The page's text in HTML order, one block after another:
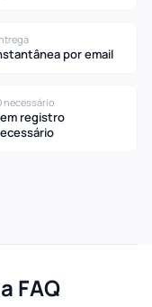
por email
necessário
registro
FAQ